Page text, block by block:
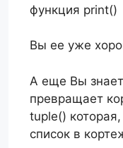
функция print()
Вы ее уже
А еще Вы
превращает
tuple()
список в